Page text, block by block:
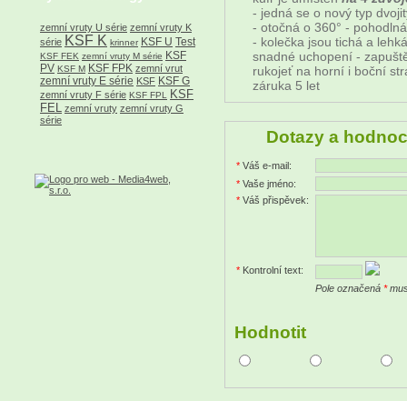
- jedná se o nový typ
- otočná o 360° -
- kolečka jsou tichá a lehká
snadné uchopení -
rukojeť na horní i boční
záruka 5 let
Dotazy a
* Váš e-mail:
* Vaše jméno:
* Váš přispěvek:
* Kontrolní text:
Pole označená *
Hodnotit
zemní vruty U série zemní vruty K
série KSF K krinner KSF U Test
KSF FEK zemní vruty M série KSF
PV KSF M KSF FPK zemní vrut
zemní vruty E série KSF KSF G
zemní vruty F série KSF FPL KSF
FEL zemní vruty zemní vruty G
série